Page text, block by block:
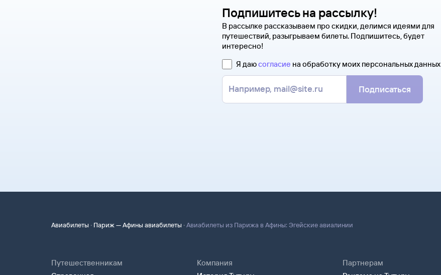
Подпишитесь на рассылку!
В рассылке рассказываем про скидки, делимся идеями для
путешествий, разыгрываем билеты. Подпишитесь, будет
интересно!
Я даюсогласие на обработку моих персональных данных
Подписаться
Авиабилеты · Париж — Афины авиабилеты ·Авиабилеты из Парижа в Афины: Эгейские авиалинии
Путешественникам
Компания
Партнерам